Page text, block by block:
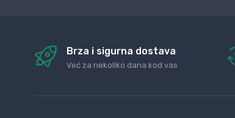
Brza i sigurna dostava
Već za nekoliko dana kod vas